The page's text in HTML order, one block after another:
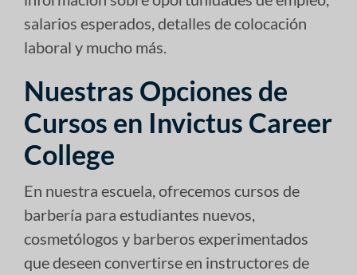
salarios esperados, detalles de colocación
laboral y mucho más.
Nuestras Opciones de
Cursos en Invictus Career
College
En nuestra escuela, ofrecemos cursos de
barbería para estudiantes nuevos,
cosmetólogos y barberos experimentados
que deseen convertirse en instructores de